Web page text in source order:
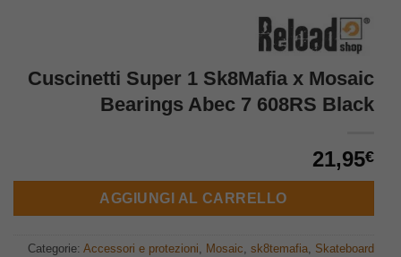
Cuscinetti Super 1 Sk8Mafia x Mosaic
Bearings Abec 7 608RS Black
21,95€
AGGIUNGI AL CARRELLO
Categorie: Accessori e protezioni, Mosaic, sk8temafia, Skateboard